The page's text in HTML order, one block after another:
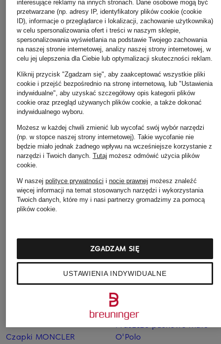
+ rabat promocyjny
PAS NORMAL
STUDIOS
OFF-RACE UTILITY
909 zł
Najniższa cena:
Marc O'Polo
Kurtka typu blouson
865 zł
BOSS
Kurtka funkcyjna
799 zł
Pozostałe kategorie
Czapki MONCLER
Pierścionki TIFFANY & Co.
O'Polo
interesujące reklamy na innych stronach. Dane osobowe mogą być
przetwarzane (np. adresy IP, identyfikatory plików cookie (cookie
ID), informacje o przeglądarce i lokalizacji, zachowanie użytkownika)
w celu spersonalizowania ofert i treści w naszym sklepie,
spersonalizowania wyświetlania na podstawie Twojego zachowania
na naszej stronie internetowej, analizy naszej strony internetowej, w
celu jej ulepszenia dla Ciebie lub optymalizacji skuteczności reklam.
Kliknij przycisk "Zgadzam się", aby zaakceptować wszystkie pliki
cookie i przejść bezpośrednio na stronę internetową, lub "Ustawienia
indywidualne", aby uzyskać szczegółowy opis kategorii plików
cookie oraz przegląd używanych plików cookie, a także dokonać
indywidualnego wyboru.
Możesz w każdej chwili zmienić lub wycofać swój wybór narzędzi
(np. w stopce naszej strony internetowej). Takie wycofanie nie
będzie miało jednak żadnego wpływu na wcześniejsze korzystanie z
narzędzi i Twoich danych. Tutaj możesz odmówić użycia plików
cookie.
W naszej polityce prywatności i nocie prawnej możesz znaleźć
więcej informacji na temat stosowanych narzędzi i wykorzystania
Twoich danych, które my i nasi partnerzy gromadzimy za pomocą
plików cookie.
USTAWIENIA INDYWIDUALNE
ZGADZAM SIĘ